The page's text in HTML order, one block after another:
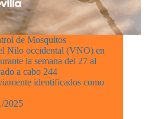
de Mosquitos
Nilo occidental (VNO) en
la semana del 27 al
a cabo 244
identificados como
2025